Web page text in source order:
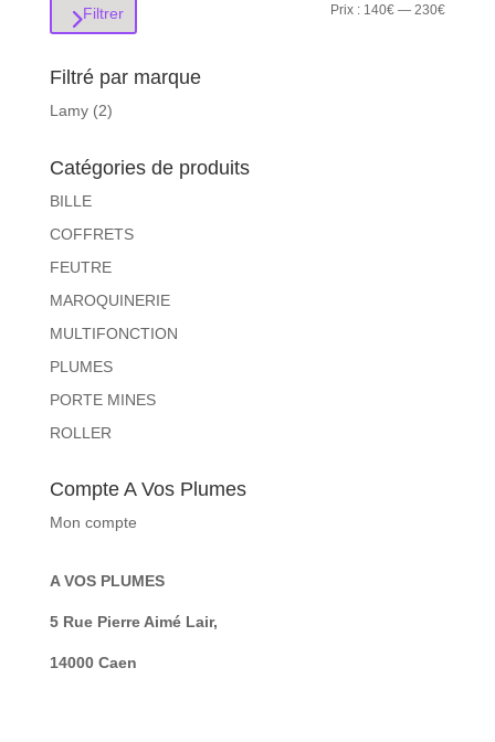
Prix
Prix
Filtrer Prix : 140€ —230€
Filtré par marque
Lamy (2)
Catégories de produits
BILLE
COFFRETS
FEUTRE
MAROQUINERIE
MULTIFONCTION
PLUMES
PORTE MINES
ROLLER
Compte A Vos Plumes
Mon compte
A VOS PLUMES
5 Rue Pierre Aimé Lair,
14000 Caen